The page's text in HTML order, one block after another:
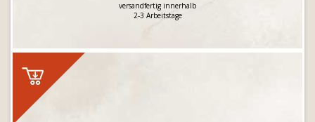
versandfertig innerhalb
2-3 Arbeitstage